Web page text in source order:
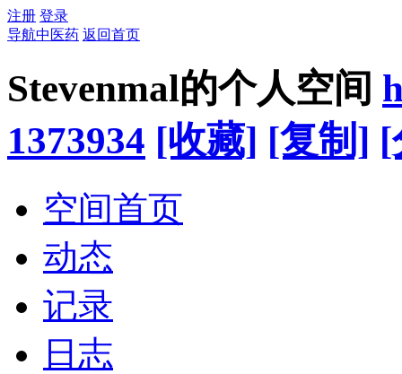
注册 登录
导航中医药 返回首页
Stevenmal的个人空间
1373934 [收藏] [复制] [
空间首页
动态
记录
日志